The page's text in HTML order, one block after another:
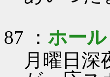
87 ： ホール
月曜日深